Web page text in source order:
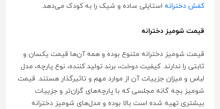
کفش دخترانه استایلی ساده و شیک را به کودک می‌دهد.
قیمت شومیز دخترانه
قیمت شومیز دخترانه متنوع بوده و همه آن‌ها قیمت یکسان و
ثابتی را ندارند. کیفیت دوخت، برند تولید کننده، نوع پارچه، مدل
لباس و میزان جزییات آن از موارد مهم و تاثیرگذار هستند. قیمت
شومیز بچه گانه مجلسی که با پارچه‌های گران‌تر و جزییات
بیشتری تهیه شده است بالا بوده و مدل‌های شومیز دخترانه